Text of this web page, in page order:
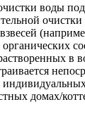
воды
в
домах/